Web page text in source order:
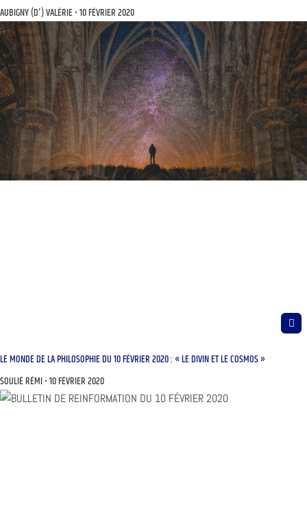
AUBIGNY (D') VALÉRIE 10 FÉVRIER 2020
LE MONDE DE LA PHILOSOPHIE DU 10 FÉVRIER 2020 : « LE DIVIN ET LE COSMOS »
SOULIÉ RÉMI 10 FÉVRIER 2020